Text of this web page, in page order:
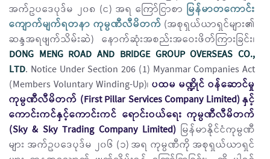
အက်ဥပဒေပုဒ်မ ၂၀၈ (င) အရ ကြော်ငြာစာ မြန်မာတကောင်း
ကျောက်မျက်ရတနာ ကုမ္ပဏီလီမိတက် (အစုရှယ်ယာရှင်များ၏
ဆန္ဒအရဖျက်သိမ်းဆဲ) နောက်ဆုံးအစည်းအဝေးဖိတ်ကြားခြင်း၊
DONG MENG ROAD AND BRIDGE GROUP OVERSEAS CO.,
LTD. Notice Under Section 206 (1) Myanmar Companies Act
(Members Voluntary Winding-Up)၊ ပထမ မဏ္ဍိုင် ဝန်ဆောင်မှု
ကုမ္ပဏီလီမိတက် (First Pillar Services Company Limited) နှင့်
ကောင်းကင်နှင့်ကောင်းကင် ရောင်းဝယ်ရေး ကုမ္ပဏီလီမိတက်
(Sky & Sky Trading Company Limited) မြန်မာနိုင်ငံကုမ္ပဏီ
များ အက်ဥပဒေပုဒ်မ ၂၀၆ (၁) အရ ကုမ္ပဏီကို အစုရှယ်ယာရှင်